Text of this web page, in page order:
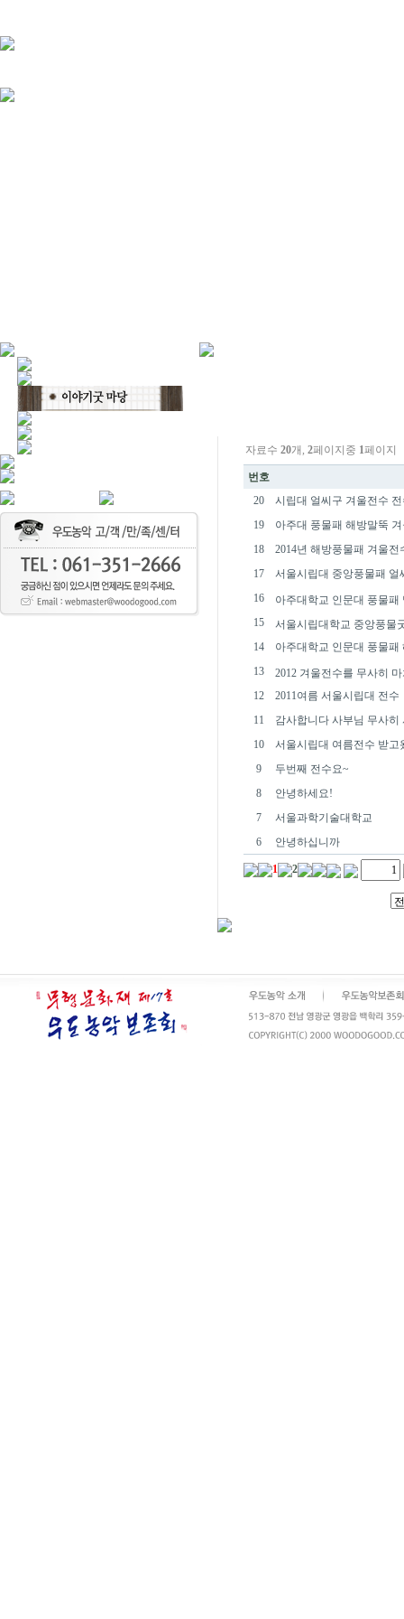
자료수 20개, 2페이지중 1페이지
번호
20
시립대 얼씨구 겨울전수
19
아주대 풍물패 해방말뚝
18
2014년 해방풍물패 겨울
17
서울시립대 중앙풍물패 얼
16
아주대학교 인문대 풍물패
15
서울시립대학교 중앙풍물
14
아주대학교 인문대 풍물
13
2012 겨울전수를 무사히
12
2011여름 서울시립대 전수
11
감사합니다 사부님 무사히
10
서울시립대 여름전수 받고
9
두번째 전수요~
8
안녕하세요!
7
서울과학기술대학교
6
안녕하십니까
1 2